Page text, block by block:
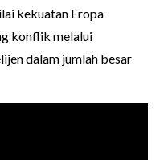
kekuatan Eropa
konflik melalui
dalam jumlah besar